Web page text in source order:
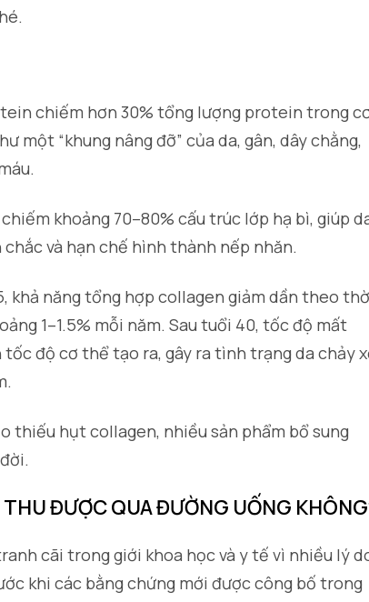
chiếm hơn 30% tổng lượng protein trong
một “khung nâng đỡ” của da, gân, dây chằng,
khoảng 70–80% cấu trúc lớp hạ bì, giúp
và hạn chế hình thành nếp nhăn.
khả năng tổng hợp collagen giảm dần theo
1–1.5% mỗi năm. Sau tuổi 40, tốc độ mất
độ cơ thể tạo ra, gây ra tình trạng da chảy
thiếu hụt collagen, nhiều sản phẩm bổ sung
ĐƯỢC QUA ĐƯỜNG UỐNG
cãi trong giới khoa học và y tế vì nhiều lý
khi các bằng chứng mới được công bố trong